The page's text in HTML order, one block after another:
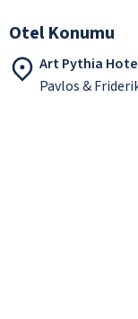
Otel Konumu
Art Pythia
Pavlos &